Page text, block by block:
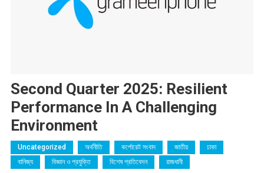
Second Quarter 2025: Resilient
Performance In A Challenging
Environment
Uncategorized অর্থনীতি কর্পোরেট সংবাদ জাতীয়
ঢাকা
বানিজ্য
বিজ্ঞান ও প্রযুক্তি বিশেষ প্রতিবেদন রাজধানী